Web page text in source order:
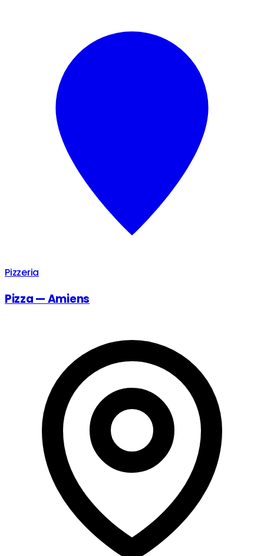
Pizzeria
Pizza — Amiens